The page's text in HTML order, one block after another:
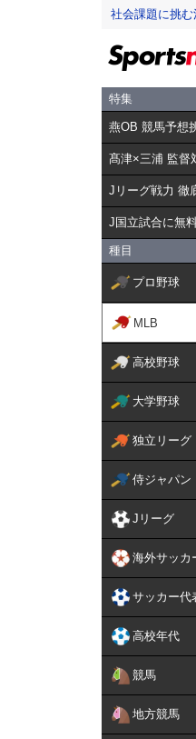
社会課題に挑
特集
燕OB 競馬予想
髙津×三浦 監督
Jリーグ戦力 徹
J国立試合に無
種目
プロ野球
MLB
高校野球
大学野球
独立リーグ
侍ジャパン
Jリーグ
海外サッカ
サッカー代
高校年代
競馬
地方競馬